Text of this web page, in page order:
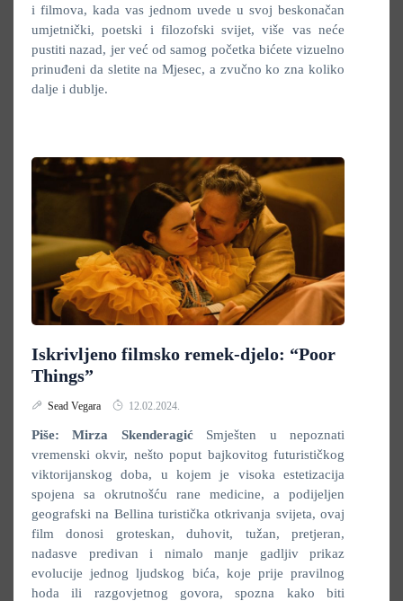
i filmova, kada vas jednom uvede u svoj beskonačan
umjetnički, poetski i filozofski svijet, više vas neće
pustiti nazad, jer već od samog početka bićete vizuelno
prinuđeni da sletite na Mjesec, a zvučno ko zna koliko
dalje i dublje.
Iskrivljeno filmsko remek-djelo: “Poor
Things”
Sead Vegara 12.02.2024.
Piše: Mirza Skenderagić Smješten u nepoznati
vremenski okvir, nešto poput bajkovitog futurističkog
viktorijanskog doba, u kojem je visoka estetizacija
spojena sa okrutnošću rane medicine, a podijeljen
geografski na Bellina turistička otkrivanja svijeta, ovaj
film donosi groteskan, duhovit, tužan, pretjeran,
nadasve predivan i nimalo manje gadljiv prikaz
evolucije jednog ljudskog bića, koje prije pravilnog
hoda ili razgovjetnog govora, spozna kako biti